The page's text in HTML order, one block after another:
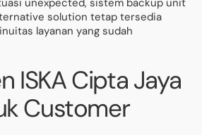
unexpected, sistem backup unit
solution tetap tersedia
layanan yang sudah
ISKA Cipta Jaya
Customer